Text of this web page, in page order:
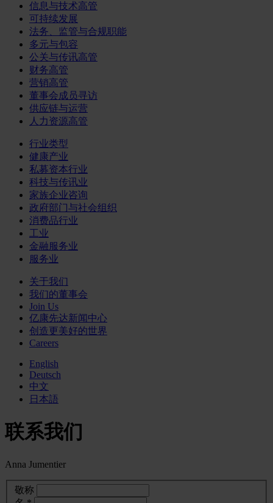
信息与技术高管
可持续发展
法务、监管与合规职能
多元与包容
公关与传讯高管
财务高管
营销高管
董事会成员寻访
供应链与运营
人力资源高管
行业类型
健康产业
私募资本行业
科技与传讯业
家族企业咨询
政府部门与社会组织
消费品行业
工业
金融服务业
服务业
关于我们
我们的董事会
Join Us
亿康先达新闻中心
创造更美好的世界
Careers
English
Deutsch
中文
日本語
联系我们
Anna Jumentier
敬称